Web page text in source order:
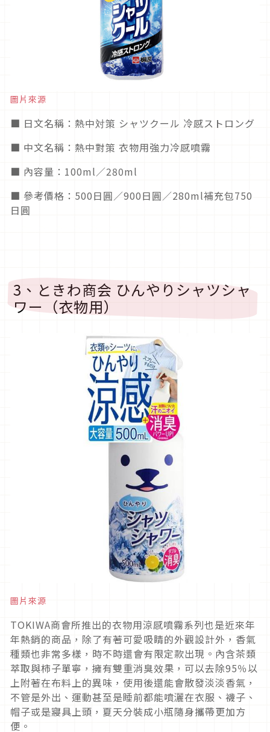
圖片來源
■ 日文名稱：熱中対策 シャツクール 冷感ストロング
■ 中文名稱：熱中對策 衣物用強力冷感噴霧
■ 內容量：100ml／280ml
■ 參考價格：500日圓／900日圓／280ml補充包750
日圓
3、ときわ商会 ひんやりシャツシャ
ワー（衣物用）
圖片來源
TOKIWA商會所推出的衣物用涼感噴霧系列也是近來年
年熱銷的商品，除了有著可愛吸睛的外觀設計外，香氣
種類也非常多樣，時不時還會有限定款出現。內含茶類
萃取與柿子單寧，擁有雙重消臭效果，可以去除95％以
上附著在布料上的異味，使用後還能會散發淡淡香氣，
不管是外出、運動甚至是睡前都能噴灑在衣服、襪子、
帽子或是寢具上頭，夏天分裝成小瓶隨身攜帶更加方
便。